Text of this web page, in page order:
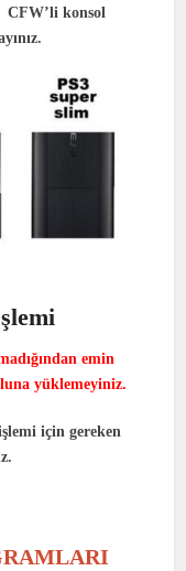
CFW’li konsol
emin
yüklemeyiniz.
için gereken